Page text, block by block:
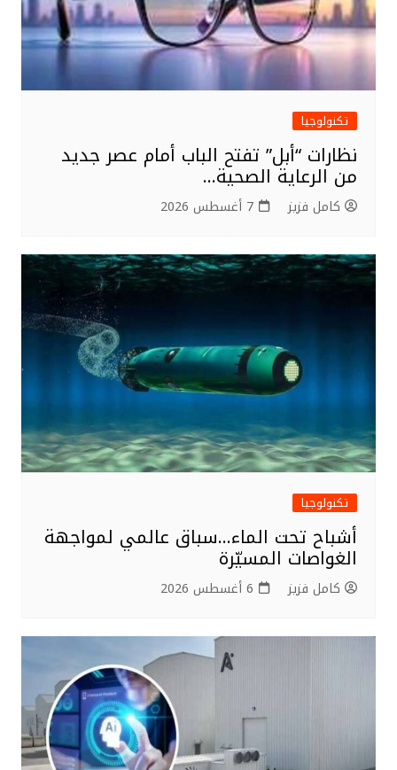
تكنولوجيا
نظارات “أبل” تفتح الباب أمام عصر جديد
من الرعاية الصحية…
كامل فزيز 7 أغسطس 2026
تكنولوجيا
أشباح تحت الماء…سباق عالمي لمواجهة
الغواصات المسيّرة
كامل فزيز 6 أغسطس 2026